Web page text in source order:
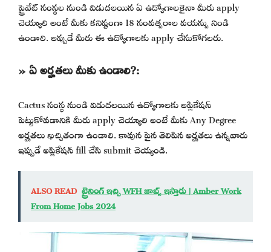
ప్రైవేట్ సంస్థల నుండి విడుదలయిన ఏ ఉద్యోగాలకైనా మీరు apply
చెయ్యాలి అంటే మీకు కనిష్టంగా 18 సంవత్సరాల వయస్సు నిండి
ఉండాలి. అప్పుడే మీరు ఈ ఉద్యోగాలకు apply చేసుకోగలరు.
» ఏ అర్హతలు మీకు ఉండాలి?:
Cactus సంస్థ నుండి విడుదలయిన ఉద్యోగాలకు అప్లికేషన్
పెట్టుకోవడానికి మీరు apply చెయ్యాలి అంటే మీకు Any Degree
అర్హతలు ఖచ్చితంగా ఉండాలి. కావున పైన తెలిపిన అర్హతలు ఉన్నవారు
ఇప్పుడే అప్లికేషన్ fill చేసి submit చెయ్యండి.
ALSO READ ట్రైనింగ్ ఇచ్చి WFH జాబ్స్ ఇస్తారు | Amber Work
From Home Jobs 2024